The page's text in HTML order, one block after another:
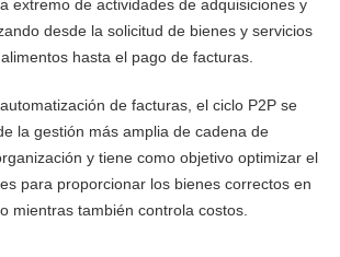
extremo de actividades de adquisiciones y
desde la solicitud de bienes y servicios
hasta el pago de facturas.
de facturas, el ciclo P2P se
la gestión más amplia de cadena de
y tiene como objetivo optimizar el
para proporcionar los bienes correctos en
mientras también controla costos.